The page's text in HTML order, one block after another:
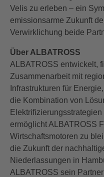
Velis zu erleben – ein
emissionsarme Zukunft
Verwirklichung beide
Über ALBATROSS
ALBATROSS entwickelt,
Zusammenarbeit mit
Infrastrukturen für
die Kombination von
ermöglicht ALBATROSS
Wirtschaftsmotoren zu
die Zukunft der
Niederlassungen in
ALBATROSS sein